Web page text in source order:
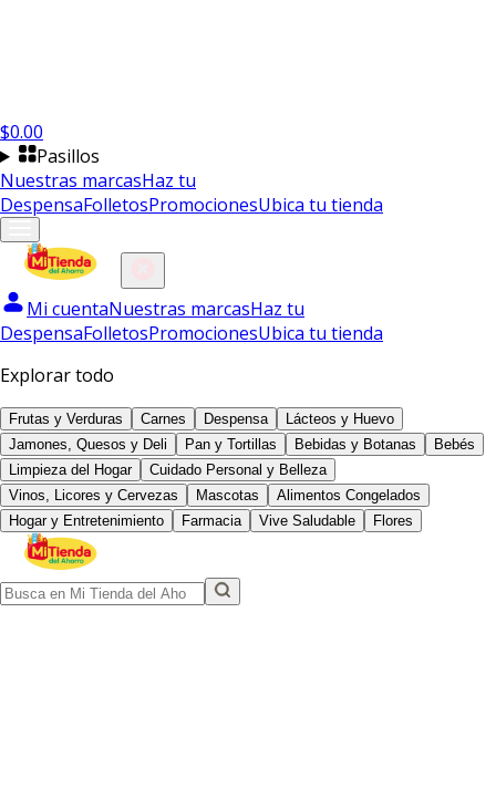
$0.00
Pasillos
Nuestras marcasHaz tu
DespensaFolletosPromocionesUbica tu tienda
Mi cuentaNuestras marcasHaz tu
DespensaFolletosPromocionesUbica tu tienda
Explorar todo
Frutas y Verduras Carnes Despensa
Lácteos y Huevo
Jamones, Quesos y Deli
Pan y Tortillas Bebidas y Botanas
Bebés
Limpieza del Hogar
Cuidado Personal y Belleza
Vinos, Licores y Cervezas
Mascotas
Alimentos Congelados
Hogar y Entretenimiento
Farmacia Vive Saludable Flores